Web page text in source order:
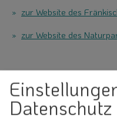
zur Website des
zur Website des
Flyer Gastgeber in
Datenschutz